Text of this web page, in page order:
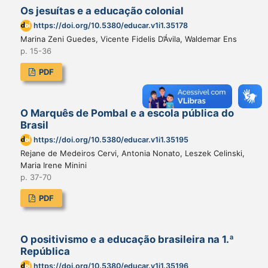
Os jesuítas e a educação colonial
https://doi.org/10.5380/educar.v1i1.35178
Marina Zeni Guedes, Vicente Fidelis D’Ávila, Waldemar Ens
p. 15-36
PDF
O Marquês de Pombal e a escola pública do
Brasil
https://doi.org/10.5380/educar.v1i1.35195
Rejane de Medeiros Cervi, Antonia Nonato, Leszek Celinski,
Maria Irene Minini
p. 37-70
PDF
O positivismo e a educação brasileira na 1.ª
República
https://doi.org/10.5380/educar.v1i1.35196